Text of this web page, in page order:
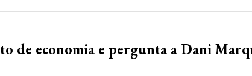
de economia e pergunta a Dani